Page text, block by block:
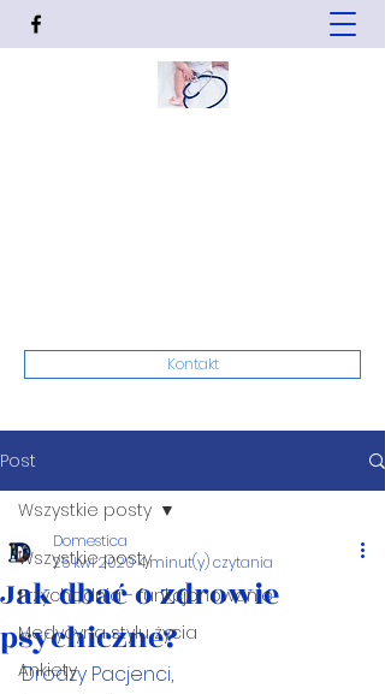
Kontakt
Post
Wszystkie posty
Przychodnia - funkcjonowanie
Medycyna stylu życia
Ankiety
Wszystkie posty
Jak dbać o zdrowie
psychiczne?
Domestica
25 kwi 20204 minut(y) czytania
Drodzy Pacjenci,